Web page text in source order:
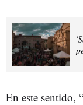
En este sentido,